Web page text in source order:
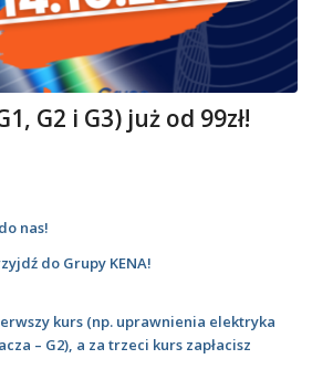
G2 i G3) już od 99zł!
nas!
do Grupy KENA!
kurs (np. uprawnienia elektryka
– G2), a za trzeci kurs zapłacisz